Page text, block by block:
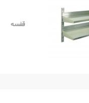
قفسه